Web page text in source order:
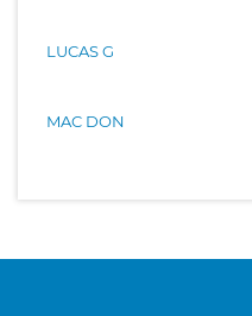
LUCAS G
MAC DON